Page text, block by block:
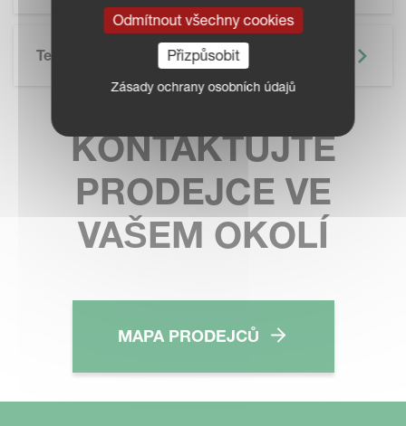
Technické Údaje
KONTAKTUJTE
PRODEJCE VE
VAŠEM OKOLÍ
MAPA PRODEJCŮ
Odmítnout všechny cookies
Přizpůsobit
Zásady ochrany osobních údajů